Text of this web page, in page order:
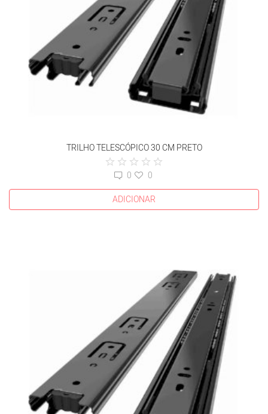
TRILHO TELESCÓPICO 30 CM PRETO
0
0
ADICIONAR